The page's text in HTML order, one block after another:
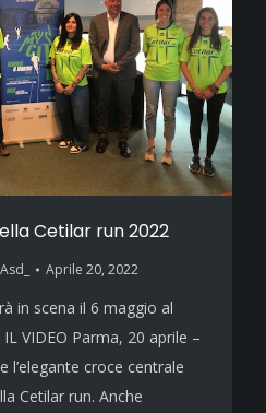
Cetilar run 2022
Aprile 20, 2022
in scena il 6 maggio al
VIDEO Parma, 20 aprile –
l’elegante croce centrale
Cetilar run. Anche